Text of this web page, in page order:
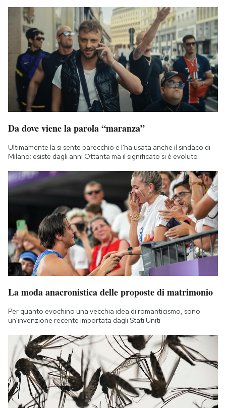
Da dove viene la parola “maranza”
Ultimamente la si sente parecchio e l'ha usata anche il sindaco di
Milano: esiste dagli anni Ottanta ma il significato si è evoluto
La moda anacronistica delle proposte di matrimonio
Per quanto evochino una vecchia idea di romanticismo, sono
un'invenzione recente importata dagli Stati Uniti